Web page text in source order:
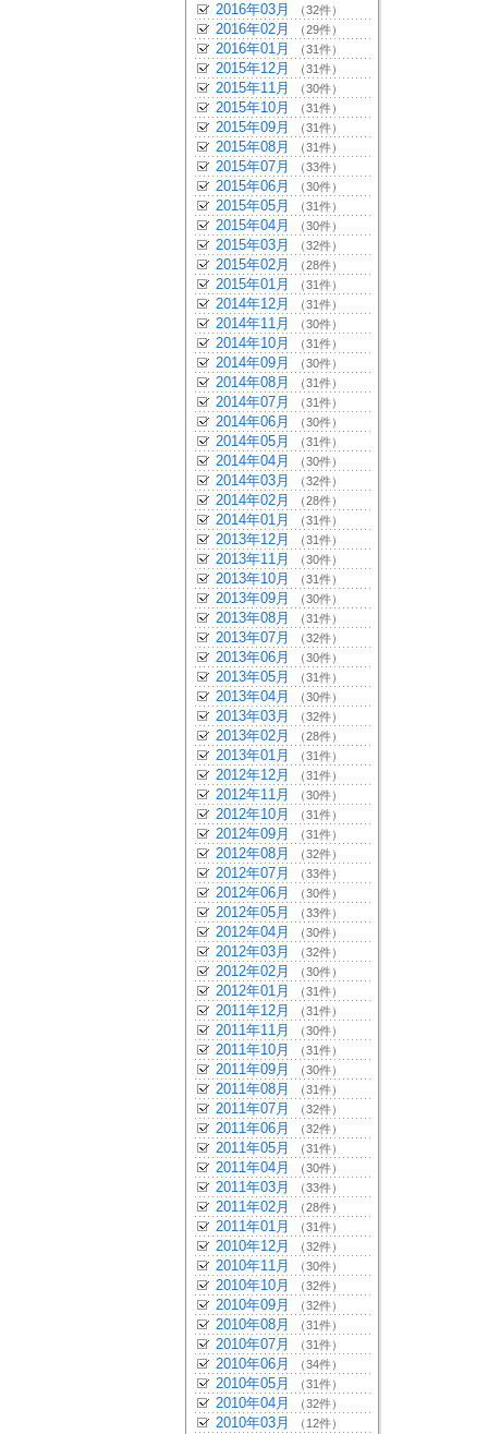
2016年03月 （32件）
2016年02月 （29件）
2016年01月 （31件）
2015年12月 （31件）
2015年11月 （30件）
2015年10月 （31件）
2015年09月 （31件）
2015年08月 （31件）
2015年07月 （33件）
2015年06月 （30件）
2015年05月 （31件）
2015年04月 （30件）
2015年03月 （32件）
2015年02月 （28件）
2015年01月 （31件）
2014年12月 （31件）
2014年11月 （30件）
2014年10月 （31件）
2014年09月 （30件）
2014年08月 （31件）
2014年07月 （31件）
2014年06月 （30件）
2014年05月 （31件）
2014年04月 （30件）
2014年03月 （32件）
2014年02月 （28件）
2014年01月 （31件）
2013年12月 （31件）
2013年11月 （30件）
2013年10月 （31件）
2013年09月 （30件）
2013年08月 （31件）
2013年07月 （32件）
2013年06月 （30件）
2013年05月 （31件）
2013年04月 （30件）
2013年03月 （32件）
2013年02月 （28件）
2013年01月 （31件）
2012年12月 （31件）
2012年11月 （30件）
2012年10月 （31件）
2012年09月 （31件）
2012年08月 （32件）
2012年07月 （33件）
2012年06月 （30件）
2012年05月 （33件）
2012年04月 （30件）
2012年03月 （32件）
2012年02月 （30件）
2012年01月 （31件）
2011年12月 （31件）
2011年11月 （30件）
2011年10月 （31件）
2011年09月 （30件）
2011年08月 （31件）
2011年07月 （32件）
2011年06月 （32件）
2011年05月 （31件）
2011年04月 （30件）
2011年03月 （33件）
2011年02月 （28件）
2011年01月 （31件）
2010年12月 （32件）
2010年11月 （30件）
2010年10月 （32件）
2010年09月 （32件）
2010年08月 （31件）
2010年07月 （31件）
2010年06月 （34件）
2010年05月 （31件）
2010年04月 （32件）
2010年03月 （12件）